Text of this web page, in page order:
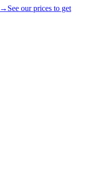
→ See our prices to get